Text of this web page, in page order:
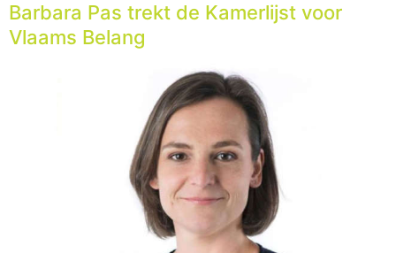
Barbara Pas trekt de Kamerlijst voor
Vlaams Belang